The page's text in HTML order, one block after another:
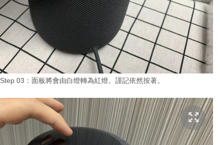
Step 03：面板將會由白燈轉為紅燈。謹記依然按著。